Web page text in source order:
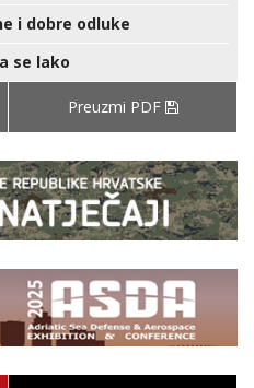
i dobre odluke
se lako
Preuzmi PDF